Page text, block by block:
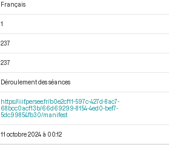
Français
1
237
237
Déroulement des séances
https://iiif.persee.fr/b0e2cf11-597c-427d-8ac7-
68bcc0acf13b/66d69299-8154-4ed0-bef7-
5dc99854fb30/manifest
11 octobre 2024 à 00:12